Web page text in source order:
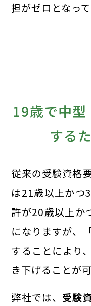
担がゼロとなって
19歳で中
する
従来の受験資格
は21歳以上かつ
許が20歳以上か
になりますが、
することにより
き下げることが可
弊社では、受験